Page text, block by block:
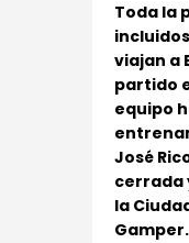
Toda la
viajan a
partido
equipo
José
cerrada
la
Gamper.